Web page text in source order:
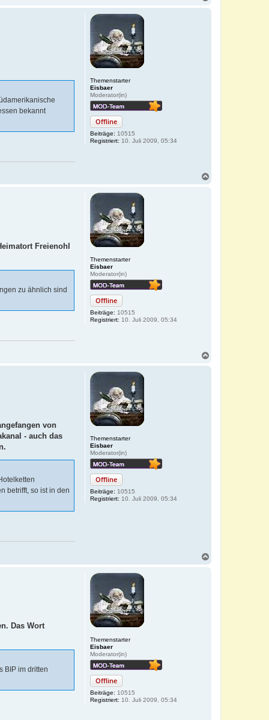
Themenstarter
Eisbaer
Moderator(in)
Offline
Beiträge: 10515
Registriert: 10. Juli 2009, 05:34
bekannt
Themenstarter
Eisbaer
Moderator(in)
Offline
Beiträge: 10515
Registriert: 10. Juli 2009, 05:34
Freienohl
zu ähnlich sind
Themenstarter
Eisbaer
Moderator(in)
Offline
Beiträge: 10515
Registriert: 10. Juli 2009, 05:34
von
- auch das
betrifft, so ist in den
Themenstarter
Eisbaer
Moderator(in)
Offline
Beiträge: 10515
Registriert: 10. Juli 2009, 05:34
Das Wort
BIP im dritten